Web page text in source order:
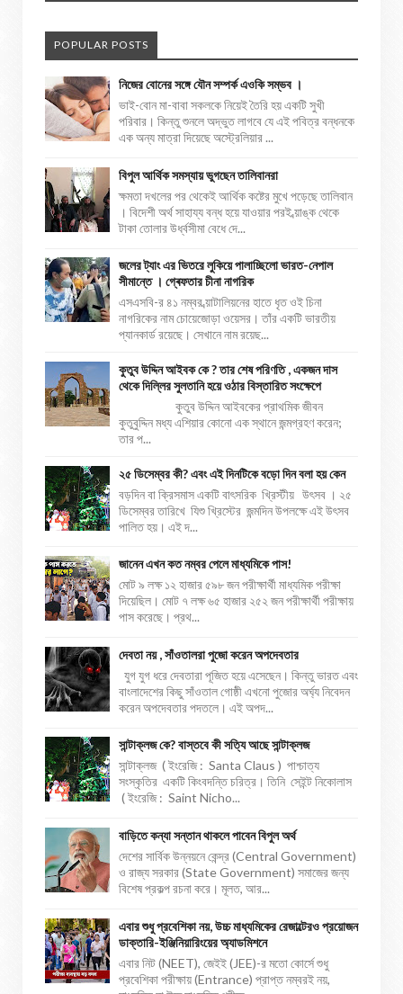
POPULAR POSTS
নিজের বোনের সঙ্গে যৌন সম্পর্ক এওকি সম্ভব ।
ভাই-বোন মা-বাবা সকলকে নিয়েই তৈরি হয় একটি সুখী
পরিবার। কিন্তু শুনলে অদ্ভুত লাগবে যে এই পবিত্র বন্ধনকে
এক অন্য মাত্রা দিয়েছে অস্ট্রেলিয়ার ...
বিপুল আর্থিক সমস্যায় ভুগছেন তালিবানরা
ক্ষমতা দখলের পর থেকেই আর্থিক কষ্টের মুখে পড়েছে তালিবান
। বিদেশী অর্থ সাহায্য বন্ধ হয়ে যাওয়ার পরই ব্য়াঙ্ক থেকে
টাকা তোলার উর্ধ্বসীমা বেধে দে...
জলের ট্যাং এর ভিতরে লুকিয়ে পালাচ্ছিলো ভারত-নেপাল
সীমান্তে । গ্ৰেফতার চীনা নাগরিক
এসএসবি-র ৪১ নম্বর ব্য়াটালিয়নের হাতে ধৃত ওই চিনা
নাগরিকের নাম চোয়েজোড়া ওয়েসর। তাঁর একটি ভারতীয়
প্যানকার্ড রয়েছে। সেখানে নাম রয়েছ...
কুতুব উদ্দিন আইবক কে ? তার শেষ পরিণতি , একজন দাস
থেকে দিল্লির সুলতানি হয়ে ওঠার বিস্তারিত সংক্ষেপে
কুতুব উদ্দিন আইবকের প্রাথমিক জীবন
কুতুবুদ্দিন মধ্য এশিয়ার কোনো এক স্থানে জন্মগ্রহণ করেন;
তার প...
২৫ ডিসেম্বর কী? এবং এই দিনটিকে বড়ো দিন বলা হয় কেন
বড়দিন বা ক্রিসমাস একটি বাৎসরিক খ্রিস্টীয় উৎসব । ২৫
ডিসেম্বর তারিখে যিশু খ্রিস্টের জন্মদিন উপলক্ষে এই উৎসব
পালিত হয়। এই দ...
জানেন এখন কত নম্বর পেলে মাধ্যমিকে পাস!
মোট ৯ লক্ষ ১২ হাজার ৫৯৮ জন পরীক্ষার্থী মাধ্যমিক পরীক্ষা
দিয়েছিল। মোট ৭ লক্ষ ৬৫ হাজার ২৫২ জন পরীক্ষার্থী পরীক্ষায়
পাস করেছে। প্রথ...
দেবতা নয় , সাঁওতালরা পুজো করেন অপদেবতার
যুগ যুগ ধরে দেবতারা পূজিত হয়ে এসেছেন। কিন্তু ভারত এবং
বাংলাদেশের কিছু সাঁওতাল গোষ্ঠী এখনো পুজোর অর্ঘ্য নিবেদন
করেন অপদেবতার পদতলে। এই অপদ...
সান্টাক্লজ কে? বাস্তবে কী সত্যি আছে সান্টাক্লজ
সান্টাক্লজ ( ইংরেজি : Santa Claus ) পাশ্চাত্য
সংস্কৃতির একটি কিংবদন্তি চরিত্র। তিনি সেইন্ট নিকোলাস
( ইংরেজি : Saint Nicho...
বাড়িতে কন্যা সন্তান থাকলে পাবেন বিপুল অর্থ
দেশের সার্বিক উন্নয়নে কেন্দ্র (Central Government)
ও রাজ্য সরকার (State Government) সমাজের জন্য
বিশেষ প্রকল্প রচনা করে। মূলত, আর...
এবার শুধু প্রবেশিকা নয়, উচ্চ মাধ্যমিকের রেজাল্টেরও প্রয়োজন
ডাক্তারি-ইঞ্জিনিয়ারিংয়ের অ্যাডমিশনে
এবার নিট (NEET), জেইই (JEE)-র মতো কোর্সে শুধু
প্রবেশিকা পরীক্ষায় (Entrance) প্রাপ্ত নম্বরই নয়,